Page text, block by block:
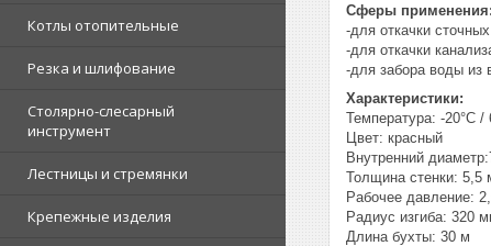
Котлы отопительные
Резка и шлифование
Столярно-слесарный
инструмент
Лестницы и стремянки
Крепежные изделия
Сферы применения:
-для откачки
-для откачки
-для забора воды из
Характеристики:
Температура: -20°C /
Цвет: красный
Внутренний
Толщина стенки: 5,5
Рабочее давление:
Радиус изгиба: 320
Длина бухты: 30 м